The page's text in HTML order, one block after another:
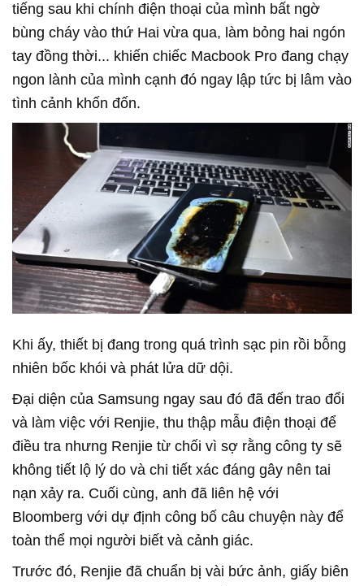
tiếng sau khi chính điện thoại của mình bất ngờ
bùng cháy vào thứ Hai vừa qua, làm bỏng hai ngón
tay đồng thời... khiến chiếc Macbook Pro đang chạy
ngon lành của mình cạnh đó ngay lập tức bị lâm vào
tình cảnh khốn đốn.
Khi ấy, thiết bị đang trong quá trình sạc pin rồi bỗng
nhiên bốc khói và phát lửa dữ dội.
Đại diện của Samsung ngay sau đó đã đến trao đổi
và làm việc với Renjie, thu thập mẫu điện thoại để
điều tra nhưng Renjie từ chối vì sợ rằng công ty sẽ
không tiết lộ lý do và chi tiết xác đáng gây nên tai
nạn xảy ra. Cuối cùng, anh đã liên hệ với
Bloomberg với dự định công bố câu chuyện này để
toàn thể mọi người biết và cảnh giác.
Trước đó, Renjie đã chuẩn bị vài bức ảnh, giấy biên